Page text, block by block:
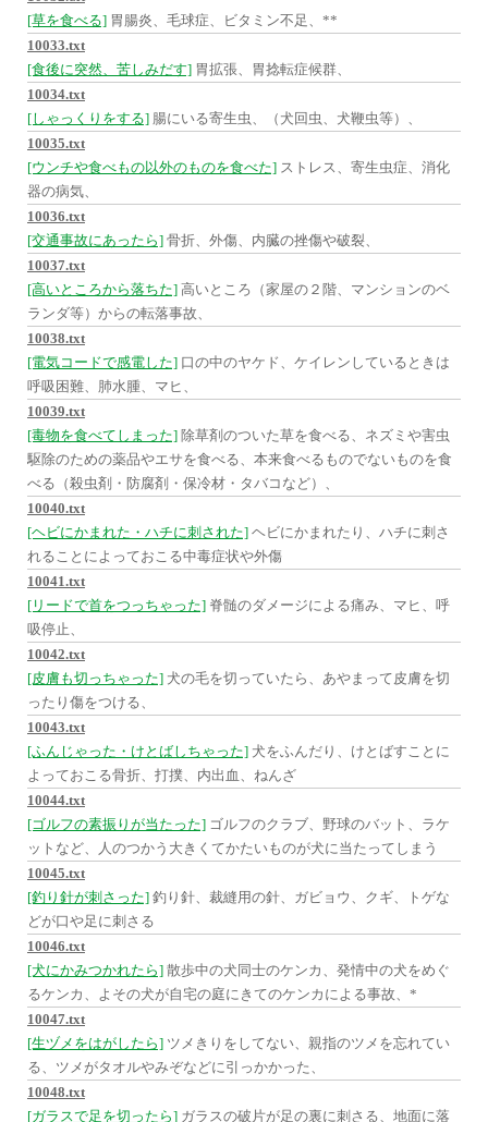
[草を食べる] 胃腸炎、毛球症、ビタミン不足、**
10033.txt
[食後に突然、苦しみだす] 胃拡張、胃捻転症候群、
10034.txt
[しゃっくりをする] 腸にいる寄生虫、（犬回虫、犬鞭虫等）、
10035.txt
[ウンチや食べもの以外のものを食べた] ストレス、寄生虫症、消化
器の病気、
10036.txt
[交通事故にあったら] 骨折、外傷、内臓の挫傷や破裂、
10037.txt
[高いところから落ちた] 高いところ（家屋の２階、マンションのベ
ランダ等）からの転落事故、
10038.txt
[電気コードで感電した] 口の中のヤケド、ケイレンしているときは
呼吸困難、肺水腫、マヒ、
10039.txt
[毒物を食べてしまった] 除草剤のついた草を食べる、ネズミや害虫
駆除のための薬品やエサを食べる、本来食べるものでないものを食
べる（殺虫剤・防腐剤・保冷材・タバコなど）、
10040.txt
[ヘビにかまれた・ハチに刺された] ヘビにかまれたり、ハチに刺さ
れることによっておこる中毒症状や外傷
10041.txt
[リードで首をつっちゃった] 脊髄のダメージによる痛み、マヒ、呼
吸停止、
10042.txt
[皮膚も切っちゃった] 犬の毛を切っていたら、あやまって皮膚を切
ったり傷をつける、
10043.txt
[ふんじゃった・けとばしちゃった] 犬をふんだり、けとばすことに
よっておこる骨折、打撲、内出血、ねんざ
10044.txt
[ゴルフの素振りが当たった] ゴルフのクラブ、野球のバット、ラケ
ットなど、人のつかう大きくてかたいものが犬に当たってしまう
10045.txt
[釣り針が刺さった] 釣り針、裁縫用の針、ガビョウ、クギ、トゲな
どが口や足に刺さる
10046.txt
[犬にかみつかれたら] 散歩中の犬同士のケンカ、発情中の犬をめぐ
るケンカ、よその犬が自宅の庭にきてのケンカによる事故、*
10047.txt
[生ヅメをはがしたら] ツメきりをしてない、親指のツメを忘れてい
る、ツメがタオルやみぞなどに引っかかった、
10048.txt
[ガラスで足を切ったら] ガラスの破片が足の裏に刺さる、地面に落